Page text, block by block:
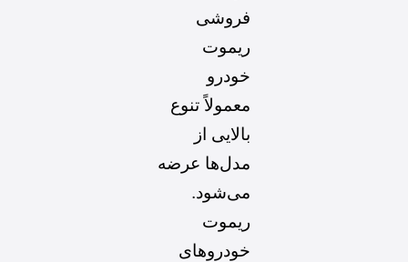
فروشی
ریموت
خودرو
معمولاً تنوع
بالایی از
مدل‌ها عرضه
می‌شود.
ریموت
خودروهای